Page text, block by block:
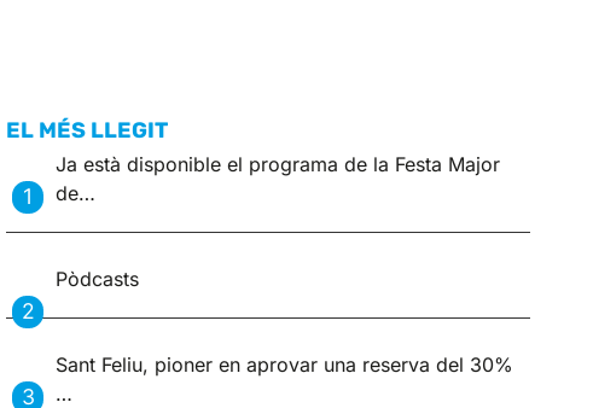
EL MÉS LLEGIT
Ja està disponible el programa de la Festa Major
de…
Pòdcasts
Sant Feliu, pioner en aprovar una reserva del 30%
…